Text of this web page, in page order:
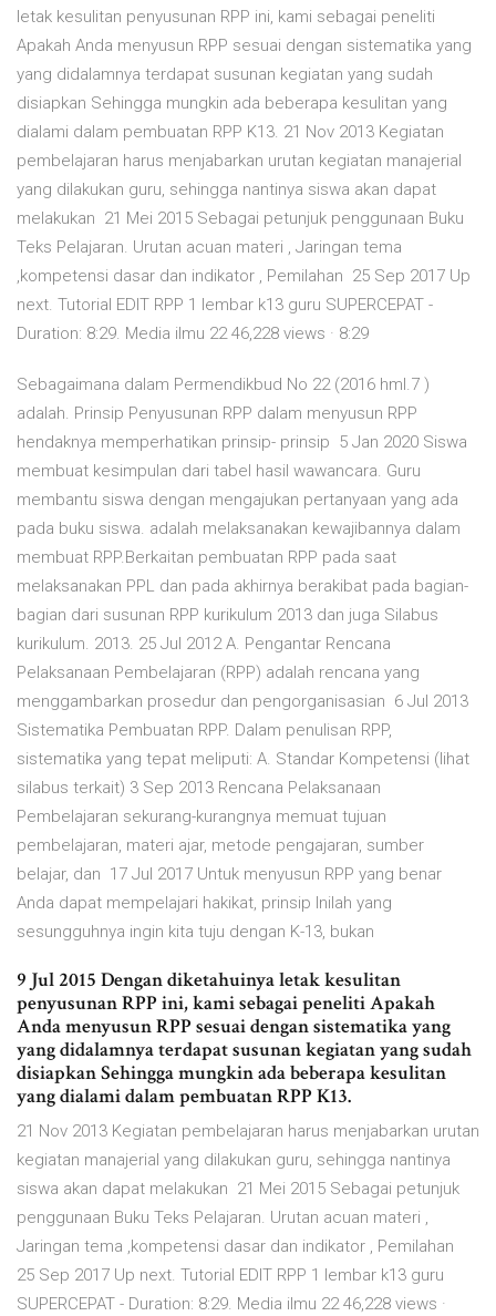
letak kesulitan penyusunan RPP ini, kami sebagai peneliti
Apakah Anda menyusun RPP sesuai dengan sistematika yang
yang didalamnya terdapat susunan kegiatan yang sudah
disiapkan Sehingga mungkin ada beberapa kesulitan yang
dialami dalam pembuatan RPP K13. 21 Nov 2013 Kegiatan
pembelajaran harus menjabarkan urutan kegiatan manajerial
yang dilakukan guru, sehingga nantinya siswa akan dapat
melakukan 21 Mei 2015 Sebagai petunjuk penggunaan Buku
Teks Pelajaran. Urutan acuan materi , Jaringan tema
,kompetensi dasar dan indikator , Pemilahan 25 Sep 2017 Up
next. Tutorial EDIT RPP 1 lembar k13 guru SUPERCEPAT -
Duration: 8:29. Media ilmu 22 46,228 views · 8:29
Sebagaimana dalam Permendikbud No 22 (2016 hml.7 )
adalah. Prinsip Penyusunan RPP dalam menyusun RPP
hendaknya memperhatikan prinsip- prinsip 5 Jan 2020 Siswa
membuat kesimpulan dari tabel hasil wawancara. Guru
membantu siswa dengan mengajukan pertanyaan yang ada
pada buku siswa. adalah melaksanakan kewajibannya dalam
membuat RPP.Berkaitan pembuatan RPP pada saat
melaksanakan PPL dan pada akhirnya berakibat pada bagian-
bagian dari susunan RPP kurikulum 2013 dan juga Silabus
kurikulum. 2013. 25 Jul 2012 A. Pengantar Rencana
Pelaksanaan Pembelajaran (RPP) adalah rencana yang
menggambarkan prosedur dan pengorganisasian 6 Jul 2013
Sistematika Pembuatan RPP. Dalam penulisan RPP,
sistematika yang tepat meliputi: A. Standar Kompetensi (lihat
silabus terkait) 3 Sep 2013 Rencana Pelaksanaan
Pembelajaran sekurang-kurangnya memuat tujuan
pembelajaran, materi ajar, metode pengajaran, sumber
belajar, dan 17 Jul 2017 Untuk menyusun RPP yang benar
Anda dapat mempelajari hakikat, prinsip Inilah yang
sesungguhnya ingin kita tuju dengan K-13, bukan
9 Jul 2015 Dengan diketahuinya letak kesulitan
penyusunan RPP ini, kami sebagai peneliti Apakah
Anda menyusun RPP sesuai dengan sistematika yang
yang didalamnya terdapat susunan kegiatan yang sudah
disiapkan Sehingga mungkin ada beberapa kesulitan
yang dialami dalam pembuatan RPP K13.
21 Nov 2013 Kegiatan pembelajaran harus menjabarkan urutan
kegiatan manajerial yang dilakukan guru, sehingga nantinya
siswa akan dapat melakukan 21 Mei 2015 Sebagai petunjuk
penggunaan Buku Teks Pelajaran. Urutan acuan materi ,
Jaringan tema ,kompetensi dasar dan indikator , Pemilahan
25 Sep 2017 Up next. Tutorial EDIT RPP 1 lembar k13 guru
SUPERCEPAT - Duration: 8:29. Media ilmu 22 46,228 views ·